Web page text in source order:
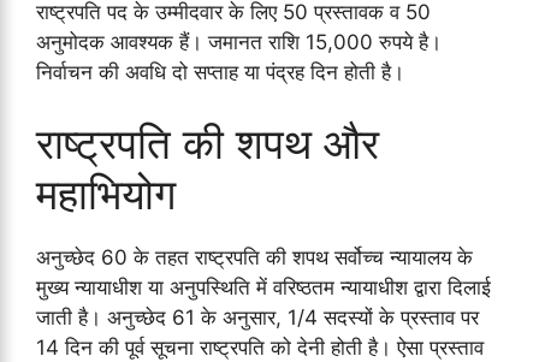
राष्ट्रपति पद के उम्मीदवार के लिए 50 प्रस्तावक व 50
अनुमोदक आवश्यक हैं। जमानत राशि 15,000 रुपये है।
निर्वाचन की अवधि दो सप्ताह या पंद्रह दिन होती है।
राष्ट्रपति की शपथ और
महाभियोग
अनुच्छेद 60 के तहत राष्ट्रपति की शपथ सर्वोच्च न्यायालय के
मुख्य न्यायाधीश या अनुपस्थिति में वरिष्ठतम न्यायाधीश द्वारा दिलाई
जाती है। अनुच्छेद 61 के अनुसार, 1/4 सदस्यों के प्रस्ताव पर
14 दिन की पूर्व सूचना राष्ट्रपति को देनी होती है। ऐसा प्रस्ताव